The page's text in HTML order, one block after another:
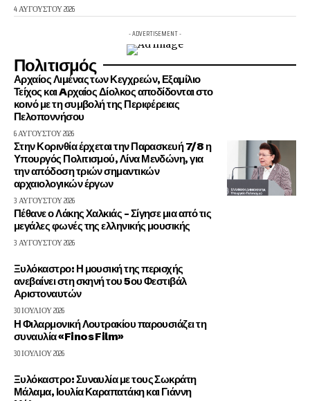
4 ΑΥΓΟΎΣΤΟΥ 2026
- ADVERTISEMENT -
Πολιτισμός
Αρχαίος Λιμένας των Κεγχρεών, Εξαμίλιο
Τείχος και Aρχαίος Δίολκος αποδίδονται στο
κοινό με τη συμβολή της Περιφέρειας
Πελοποννήσου
6 ΑΥΓΟΎΣΤΟΥ 2026
Στην Κορινθία έρχεται την Παρασκευή 7/8 η
Υπουργός Πολιτισμού, Λίνα Μενδώνη, για
την απόδοση τριών σημαντικών
αρχαιολογικών έργων
3 ΑΥΓΟΎΣΤΟΥ 2026
Πέθανε ο Λάκης Χαλκιάς – Σίγησε μια από τις
μεγάλες φωνές της ελληνικής μουσικής
3 ΑΥΓΟΎΣΤΟΥ 2026
Ξυλόκαστρο: Η μουσική της περιοχής
ανεβαίνει στη σκηνή του 5ου Φεστιβάλ
Αριστοναυτών
30 ΙΟΥΛΊΟΥ 2026
Η Φιλαρμονική Λουτρακίου παρουσιάζει τη
συναυλία «Finos Film»
30 ΙΟΥΛΊΟΥ 2026
Ξυλόκαστρο: Συναυλία με τους Σωκράτη
Μάλαμα, Ιουλία Καραπατάκη και Γιάννη